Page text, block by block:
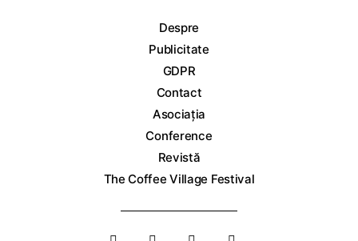
Despre
Publicitate
GDPR
Contact
Asociația
Conference
Revistă
The Coffee Village Festival